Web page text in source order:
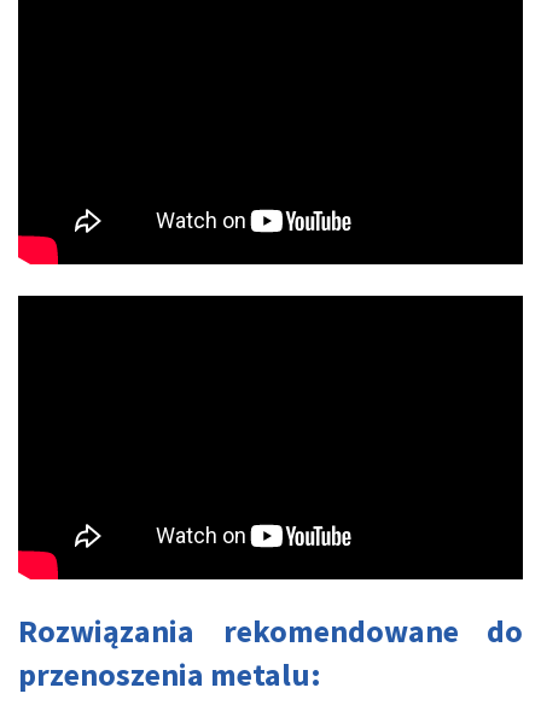
Rozwiązania rekomendowane do
przenoszenia metalu: